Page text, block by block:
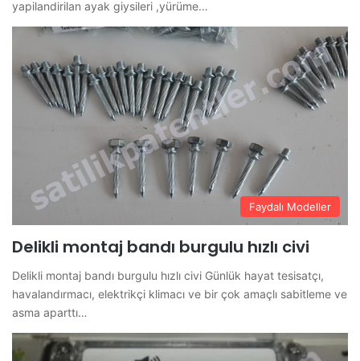
yapilandirilan ayak giysileri ,yürüme…
Faydalı Modeller
Delikli montaj bandı burgulu hızlı civi
Delikli montaj bandı burgulu hızlı civi Günlük hayat tesisatçı,
havalandırmacı, elektrikçi klimacı ve bir çok amaçlı sabitleme ve
asma aparttı…